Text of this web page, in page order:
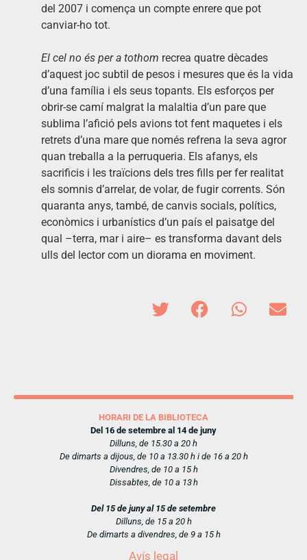
del 2007 i comença un compte enrere que pot
canviar-ho tot.
El cel no és per a tothom recrea quatre dècades
d’aquest joc subtil de pesos i mesures que és la vida
d’una família i els seus topants. Els esforços per
obrir-se camí malgrat la malaltia d’un pare que
sublima l’afició pels avions tot fent maquetes i els
retrets d’una mare que només refrena la seva agror
quan treballa a la perruqueria. Els afanys, els
sacrificis i les traïcions dels tres fills per fer realitat
els somnis d’arrelar, de volar, de fugir corrents. Són
quaranta anys, també, de canvis socials, polítics,
econòmics i urbanístics d’un país el paisatge del
qual –terra, mar i aire– es transforma davant dels
ulls del lector com un diorama en moviment.
HORARI DE LA BIBLIOTECA
Del 16 de setembre al 14 de juny
Dilluns, de 15.30 a 20 h
De dimarts a dijous, de 10 a 13.30 h i de 16 a 20 h
Divendres, de 10 a 15 h
Dissabtes, de 10 a 13 h
Del 15 de juny al 15 de setembre
Dilluns, de 15 a 20 h
De dimarts a divendres, de 9 a 15 h
Avís legal